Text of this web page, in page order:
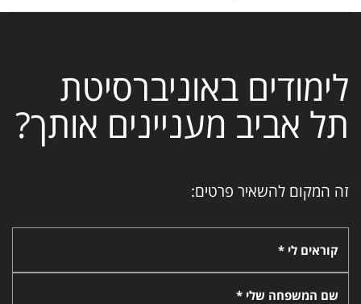
לימודים באוניברסיטת
תל אביב מעניינים אותך?
זה המקום להשאיר פרטים:
קוראים לי *
שם המשפחה שלי *